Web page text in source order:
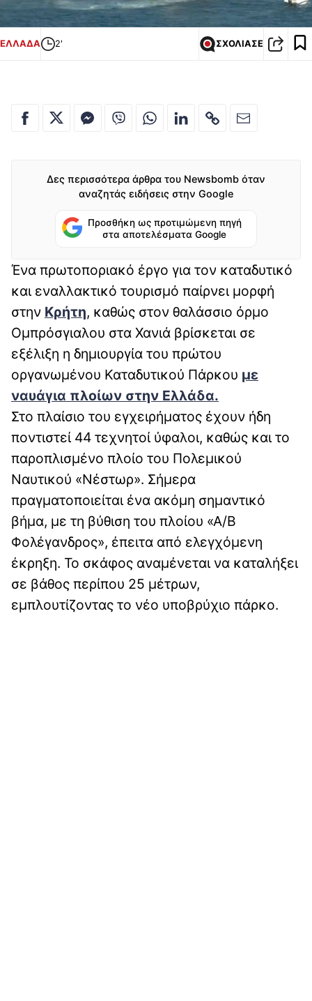
ΕΛΛΑΔΑ 2' ΣΧΟΛΙΑΣΕ
Δες περισσότερα άρθρα του Newsbomb όταν
αναζητάς ειδήσεις στην Google
Προσθήκη ως προτιμώμενη πηγή
στα αποτελέσματα Google
Ένα πρωτοποριακό έργο για τον καταδυτικό
και εναλλακτικό τουρισμό παίρνει μορφή
στην Κρήτη, καθώς στον θαλάσσιο όρμο
Ομπρόσγιαλου στα Χανιά βρίσκεται σε
εξέλιξη η δημιουργία του πρώτου
οργανωμένου Καταδυτικού Πάρκου με
ναυάγια πλοίων στην Ελλάδα.
Στο πλαίσιο του εγχειρήματος έχουν ήδη
ποντιστεί 44 τεχνητοί ύφαλοι, καθώς και το
παροπλισμένο πλοίο του Πολεμικού
Ναυτικού «Νέστωρ». Σήμερα
πραγματοποιείται ένα ακόμη σημαντικό
βήμα, με τη βύθιση του πλοίου «Α/Β
Φολέγανδρος», έπειτα από ελεγχόμενη
έκρηξη. Το σκάφος αναμένεται να καταλήξει
σε βάθος περίπου 25 μέτρων,
εμπλουτίζοντας το νέο υποβρύχιο πάρκο.